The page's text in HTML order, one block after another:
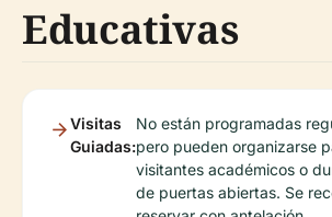
Educativas
Visitas
Guiadas:
No están programadas
pero pueden organizarse
visitantes académicos o
de puertas abiertas. Se